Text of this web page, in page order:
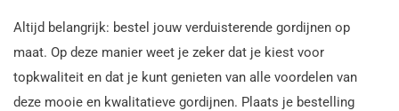
Altijd belangrijk: bestel jouw verduisterende gordijnen op
maat. Op deze manier weet je zeker dat je kiest voor
topkwaliteit en dat je kunt genieten van alle voordelen van
deze mooie en kwalitatieve gordijnen. Plaats je bestelling